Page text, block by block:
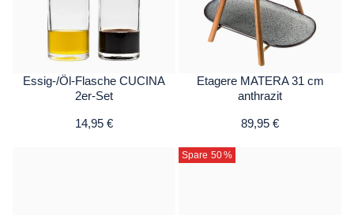
Essig-/Öl-Flasche CUCINA
2er-Set
14,95 €
Etagere MATERA 31 cm
anthrazit
89,95 €
Spare 50%